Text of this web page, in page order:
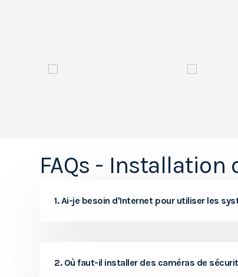
FAQs -
1. Ai-je besoin d'Internet pour utiliser les
2. Où faut-il installer des caméras de